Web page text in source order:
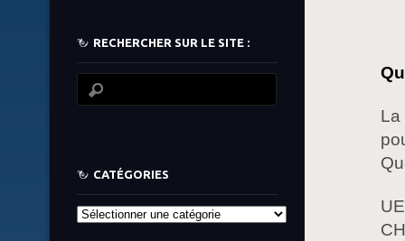
La
RECHERCHER SUR LE SITE :
CATÉGORIES
Catégories